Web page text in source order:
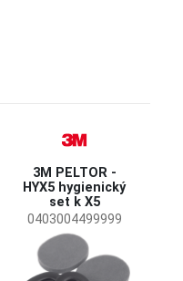
3M PELTOR -
HYX5 hygienický
set k X5
0403004499999